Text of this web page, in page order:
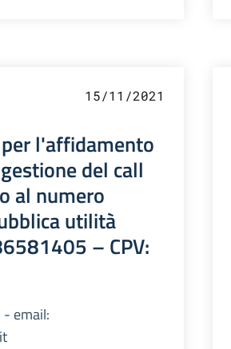
15/11/2021
l'affidamento
del call
al numero
utilità
– CPV:
- email: